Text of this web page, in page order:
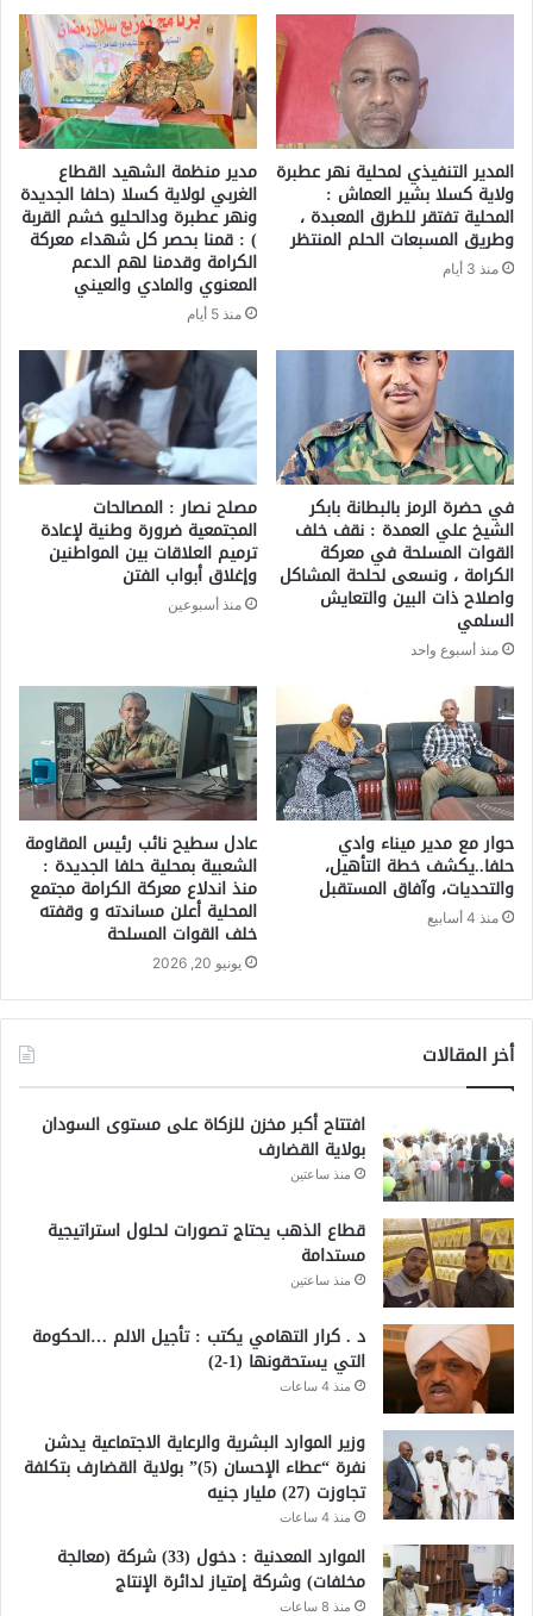
المدير التنفيذي لمحلية نهر عطبرة
ولاية كسلا بشير العماش :
المحلية تفتقر للطرق المعبدة ،
وطريق المسبعات الحلم المنتظر
منذ 3 أيام
مدير منظمة الشهيد القطاع
الغربي لولاية كسلا (حلفا الجديدة
ونهر عطبرة ودالحليو خشم القربة
) : قمنا بحصر كل شهداء معركة
الكرامة وقدمنا لهم الدعم
المعنوي والمادي والعيني
منذ 5 أيام
في حضرة الرمز بالبطانة بابكر
الشيخ علي العمدة : نقف خلف
القوات المسلحة في معركة
الكرامة ، ونسعى لحلحة المشاكل
واصلاح ذات البين والتعايش
السلمي
منذ أسبوع واحد
مصلح نصار : المصالحات
المجتمعية ضرورة وطنية لإعادة
ترميم العلاقات بين المواطنين
وإغلاق أبواب الفتن
منذ أسبوعين
حوار مع مدير ميناء وادي
حلفا..يكشف خطة التأهيل،
والتحديات، وآفاق المستقبل
منذ 4 أسابيع
عادل سطيح نائب رئيس المقاومة
الشعبية بمحلية حلفا الجديدة :
منذ اندلاع معركة الكرامة مجتمع
المحلية أعلن مساندته و وقفته
خلف القوات المسلحة
يونيو 20, 2026
أخر المقالات
افتتاح أكبر مخزن للزكاة على مستوى السودان
بولاية القضارف
منذ ساعتين
قطاع الذهب يحتاج تصورات لحلول استراتيجية
مستدامة
منذ ساعتين
د . كرار التهامي يكتب : تأجيل الالم …الحكومة
التي يستحقونها (1-2)
منذ 4 ساعات
وزير الموارد البشرية والرعاية الاجتماعية يدشن
نفرة “عطاء الإحسان (5)” بولاية القضارف بتكلفة
تجاوزت (27) مليار جنيه
منذ 4 ساعات
الموارد المعدنية : دخول (33) شركة (معالجة
مخلفات) وشركة إمتياز لدائرة الإنتاج
منذ 8 ساعات